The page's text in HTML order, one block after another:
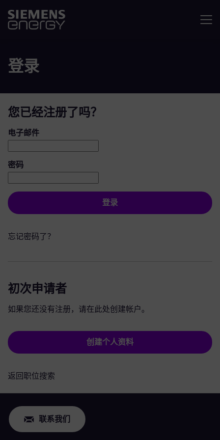
登录
您已经注册了吗？
登录：用户和密码
电子邮件
密码
登录
忘记密码了？
初次申请者
如果您还没有注册，请在此处创建帐户。
创建个人资料
返回职位搜索
联系我们